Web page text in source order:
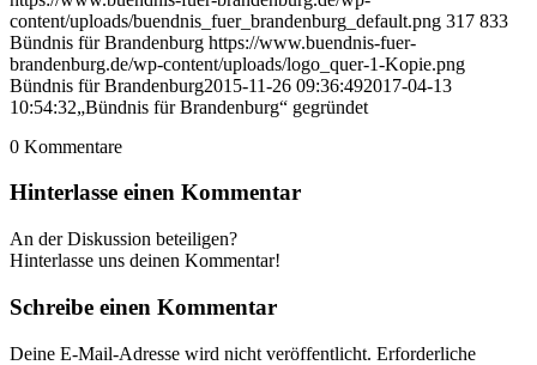
content/uploads/buendnis_fuer_brandenburg_default.png 317 833
Bündnis für Brandenburg https://www.buendnis-fuer-
brandenburg.de/wp-content/uploads/logo_quer-1-Kopie.png
Bündnis für Brandenburg2015-11-26 09:36:492017-04-13
10:54:32„Bündnis für Brandenburg“ gegründet
0 Kommentare
Hinterlasse einen Kommentar
An der Diskussion beteiligen?
Hinterlasse uns deinen Kommentar!
Schreibe einen Kommentar
Deine E-Mail-Adresse wird nicht veröffentlicht. Erforderliche